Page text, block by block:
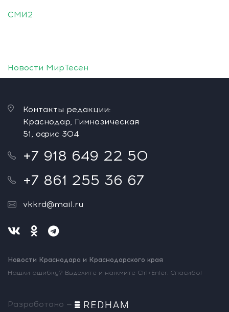
СМИ2
Новости МирТесен
Контакты редакции:
Краснодар, Гимназическая
51, офис 304
+7 918 649 22 50
+7 861 255 36 67
vkkrd@mail.ru
Новости Краснодара и Краснодарского края
Нашли ошибку? Выделите и нажмите Ctrl+Enter. Спасибо!
Разработано —